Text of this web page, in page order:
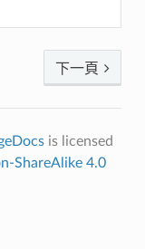
下一頁
is licensed
ShareAlike 4.0